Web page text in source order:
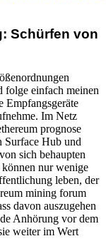
Schürfen von
folge einfach meinen
Empfangsgeräte
Im Netz
prognose
Surface Hub und
sich behaupten
nur wenige
leben, der
mining forum
davon auszugehen
Anhörung vor dem
weiter im Wert